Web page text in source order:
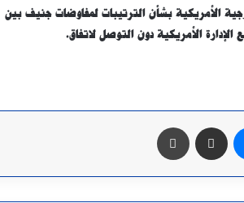
الأمريكية بشأن الترتيبات لمفاوضات جنيف بين
الأمريكية دون التوصل لاتفاق.
ماسنجر مشاركة عبر البريد